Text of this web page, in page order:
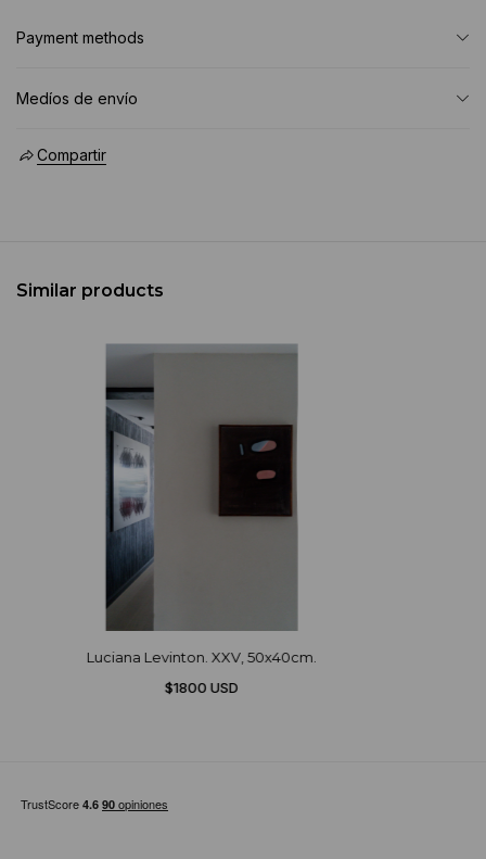
Payment methods
Medíos de envío
Compartir
Similar products
Luciana Levinton. XXV, 50x40cm.
$1800 USD